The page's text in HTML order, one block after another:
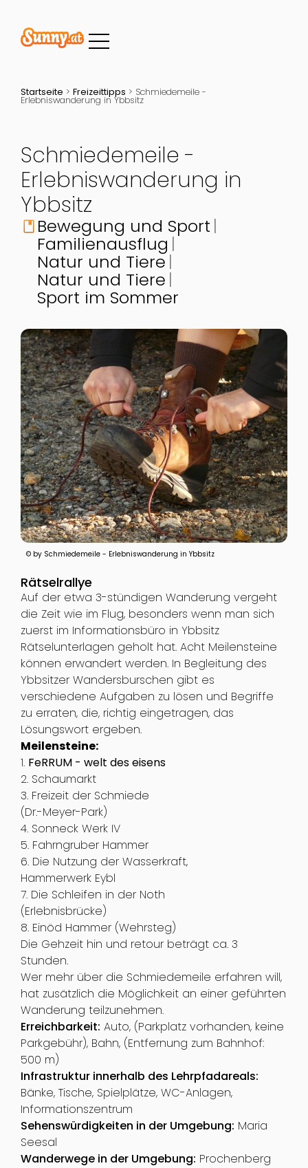
Startseite > Freizeittipps > Schmiedemeile -
Erlebniswanderung in Ybbsitz
Schmiedemeile -
Erlebniswanderung in
Ybbsitz
book Bewegung und Sport
Familienausflug
Natur und Tiere
Natur und Tiere
Sport im Sommer
© by Schmiedemeile - Erlebniswanderung in Ybbsitz
Rätselrallye
Auf der etwa 3-stündigen Wanderung vergeht
die Zeit wie im Flug, besonders wenn man sich
zuerst im Informationsbüro in Ybbsitz
Rätselunterlagen geholt hat. Acht Meilensteine
können erwandert werden. In Begleitung des
Ybbsitzer Wandersburschen gibt es
verschiedene Aufgaben zu lösen und Begriffe
zu erraten, die, richtig eingetragen, das
Lösungswort ergeben.
Meilensteine:
1. FeRRUM - welt des eisens
2. Schaumarkt
3. Freizeit der Schmiede
(Dr.-Meyer-Park)
4. Sonneck Werk IV
5. Fahrngruber Hammer
6. Die Nutzung der Wasserkraft,
Hammerwerk Eybl
7. Die Schleifen in der Noth
(Erlebnisbrücke)
8. Einöd Hammer (Wehrsteg)
Die Gehzeit hin und retour beträgt ca. 3
Stunden.
Wer mehr über die Schmiedemeile erfahren will,
hat zusätzlich die Möglichkeit an einer geführten
Wanderung teilzunehmen.
Erreichbarkeit: Auto, (Parkplatz vorhanden, keine
Parkgebühr), Bahn, (Entfernung zum Bahnhof:
500 m)
Infrastruktur innerhalb des Lehrpfadareals:
Bänke, Tische, Spielplätze, WC-Anlagen,
Informationszentrum
Sehenswürdigkeiten in der Umgebung: Maria
Seesal
Wanderwege in der Umgebung: Prochenberg